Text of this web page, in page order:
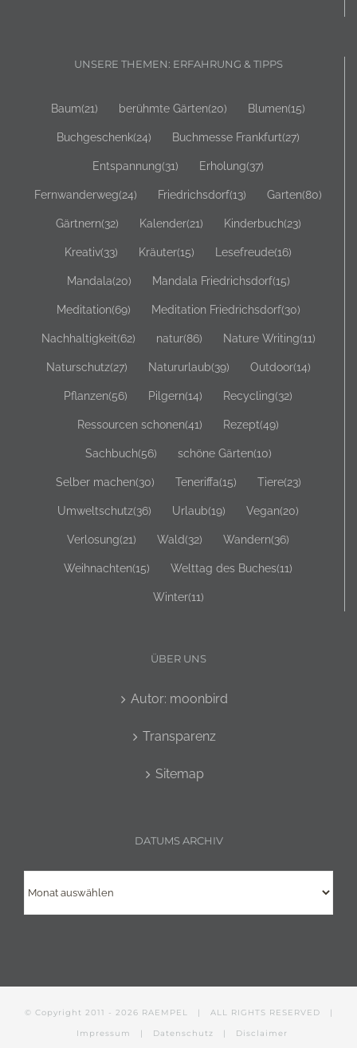
UNSERE THEMEN: ERFAHRUNG & TIPPS
Baum(21) berühmte Gärten(20) Blumen(15)
Buchgeschenk(24) Buchmesse Frankfurt(27)
Entspannung(31) Erholung(37)
Fernwanderweg(24) Friedrichsdorf(13) Garten(80)
Gärtnern(32) Kalender(21) Kinderbuch(23)
Kreativ(33) Kräuter(15) Lesefreude(16)
Mandala(20) Mandala Friedrichsdorf(15)
Meditation(69) Meditation Friedrichsdorf(30)
Nachhaltigkeit(62) natur(86) Nature Writing(11)
Naturschutz(27) Natururlaub(39) Outdoor(14)
Pflanzen(56) Pilgern(14) Recycling(32)
Ressourcen schonen(41) Rezept(49)
Sachbuch(56) schöne Gärten(10)
Selber machen(30) Teneriffa(15) Tiere(23)
Umweltschutz(36) Urlaub(19) Vegan(20)
Verlosung(21) Wald(32) Wandern(36)
Weihnachten(15) Welttag des Buches(11)
Winter(11)
ÜBER UNS
Autor: moonbird
Transparenz
Sitemap
DATUMS ARCHIV
Archiv
© Copyright 2011 - 2026 RAEMPEL | ALL RIGHTS RESERVED |
Impressum
| Datenschutz | Disclaimer